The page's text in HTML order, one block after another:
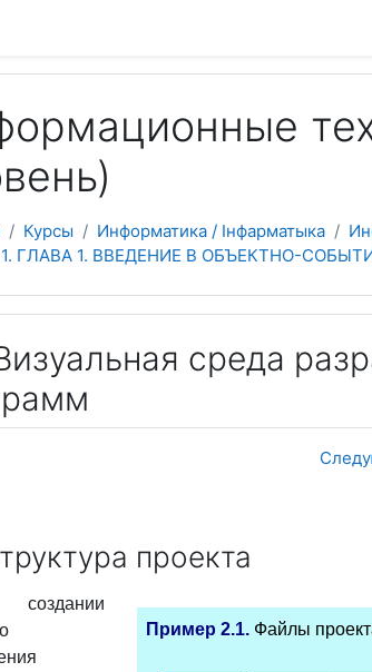
Курсы Информатика / Інфарматыка
1. ГЛАВА 1. ВВЕДЕНИЕ В ОБЪЕКТНО-
среда
проекта
Пример 2.1. Файлы